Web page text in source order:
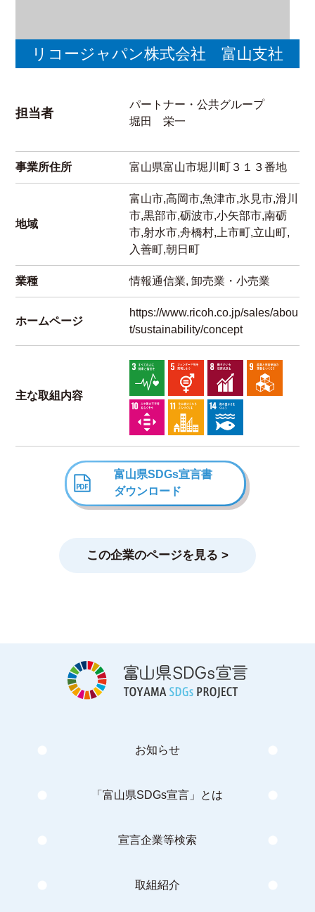
リコージャパン株式会社 富山支社
担当者
パートナー・公共グループ
堀田 栄一
事業所住所 富山県富山市堀川町３１３番地
地域
富山市,高岡市,魚津市,氷見市,滑川
市,黒部市,砺波市,小矢部市,南砺
市,射水市,舟橋村,上市町,立山町,
入善町,朝日町
業種 情報通信業, 卸売業・小売業
ホームページ
https://www.ricoh.co.jp/sales/abou
t/sustainability/concept
主な取組内容
富山県SDGs宣言書
ダウンロード
この企業のページを見る >
お知らせ
「富山県SDGs宣言」とは
宣言企業等検索
取組紹介